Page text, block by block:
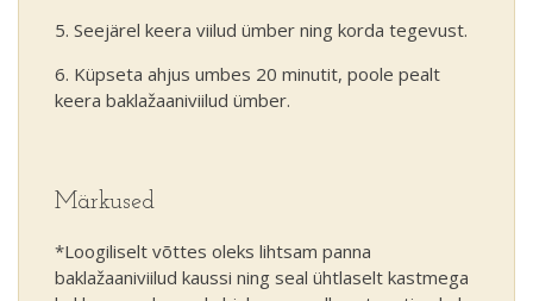
Seejärel keera viilud ümber ning korda tegevust.
Küpseta ahjus umbes 20 minutit, poole pealt
keera baklažaaniviilud ümber.
Märkused
*Loogiliselt võttes oleks lihtsam panna
baklažaaniviilud kaussi ning seal ühtlaselt kastmega